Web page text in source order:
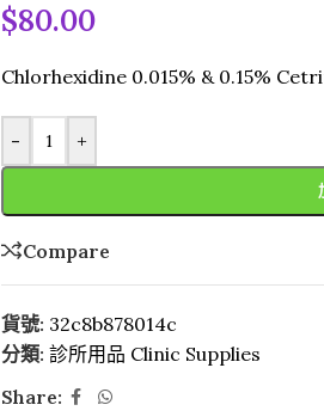
$80.00
Chlorhexidine 0.015% & 0.15%
- +
Compare
貨號: 32c8b878014c
分類: 診所用品 Clinic Supplies
Share: